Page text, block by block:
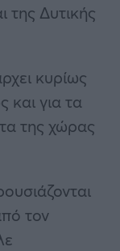
της Δυτικής
κυρίως
και για τα
της χώρας
τον